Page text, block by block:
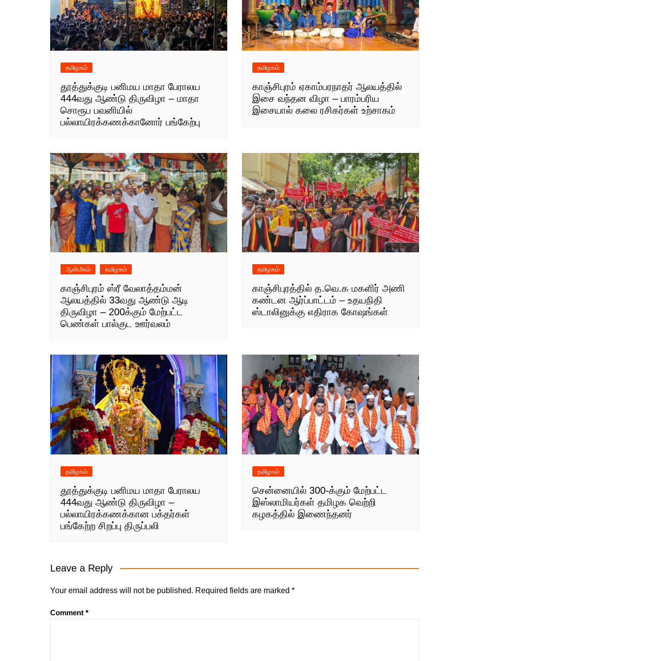
தமிழகம்
தூத்துக்குடி பனிமய மாதா பேராலய
444வது ஆண்டு திருவிழா – மாதா
சொரூப பவனியில்
பல்லாயிரக்கணக்கானோர் பங்கேற்பு
தமிழகம்
காஞ்சிபுரம் ஏகாம்பரநாதர் ஆலயத்தில்
இசை வந்தன விழா – பாரம்பரிய
இசையால் கலை ரசிகர்கள் உற்சாகம்
ஆன்மீகம் தமிழகம்
காஞ்சிபுரம் ஸ்ரீ வேலாத்தம்மன்
ஆலயத்தில் 33வது ஆண்டு ஆடி
திருவிழா – 200க்கும் மேற்பட்ட
பெண்கள் பால்குட ஊர்வலம்
தமிழகம்
காஞ்சிபுரத்தில் த.வெ.க மகளிர் அணி
கண்டன ஆர்ப்பாட்டம் – உதயநிதி
ஸ்டாலினுக்கு எதிராக கோஷங்கள்
தமிழகம்
தூத்துக்குடி பனிமய மாதா பேராலய
444வது ஆண்டு திருவிழா –
பல்லாயிரக்கணக்கான பக்தர்கள்
பங்கேற்ற சிறப்பு திருப்பலி
தமிழகம்
சென்னையில் 300-க்கும் மேற்பட்ட
இஸ்லாமியர்கள் தமிழக வெற்றி
கழகத்தில் இணைந்தனர்
Leave a Reply
Your email address will not be published. Required fields are marked *
Comment *